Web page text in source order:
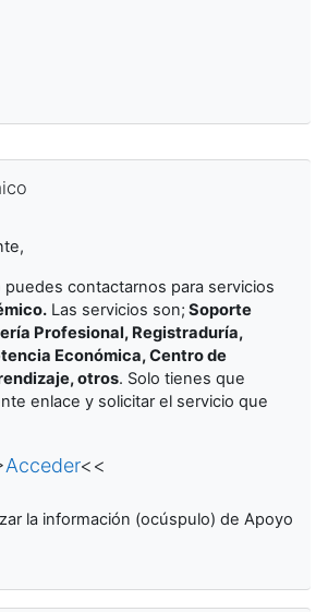
puedes contactarnos para servicios
Las servicios son; Soporte
Profesional, Registraduría,
Económica, Centro de
otros. Solo tienes que
enlace y solicitar el servicio que
Acceder<<
la información (ocúspulo) de Apoyo